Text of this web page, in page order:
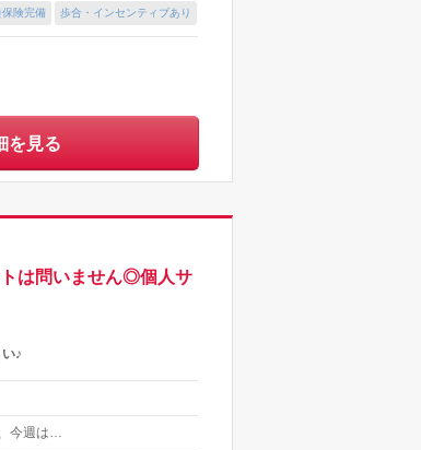
保険完備 歩合・インセンティブあり
を見る
は問いません◎個人サ
♪
今週は…